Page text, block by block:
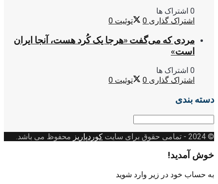
0 اشتراک ها
اشتراک گذاری 0 توئیت 0
مردی که می‌گفت «هرجا یک کُرد هست، آنجا ایران
است»
0 اشتراک ها
اشتراک گذاری 0 توئیت 0
دسته بندی
دسته
© 2024
- تمامی حقوق برای سایت کوردپاریز محفوظ می باشد.
خوش آمدید!
به حساب خود در زیر وارد شوید